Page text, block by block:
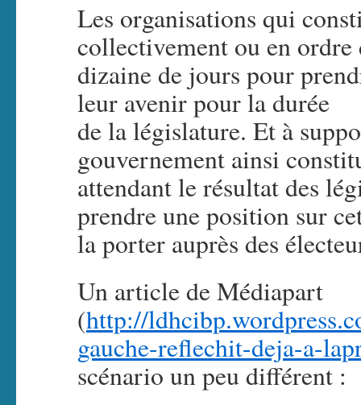
Les organisations qui
collectivement ou en ordre
dizaine de jours pour
leur avenir pour la durée
de la législature. Et à
gouvernement ainsi
attendant le résultat des
prendre une position sur
la porter auprès des
Un article de Médiapart
(http://
gauche-reflechit-deja-a-
scénario un peu différent :